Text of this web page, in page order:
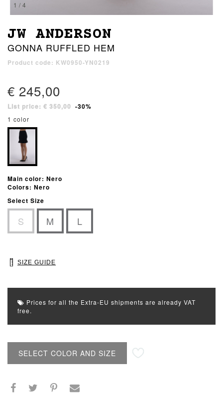
1 / 4
JW ANDERSON
GONNA RUFFLED HEM
Product code: KW0950-YN0219
€ 245,00
List price: € 350,00 -30%
1 color
Main color: Nero
Colors: Nero
Select Size
S M L
SIZE GUIDE
Prices for all the Extra-EU shipments are already VAT
free.
SELECT COLOR AND SIZE